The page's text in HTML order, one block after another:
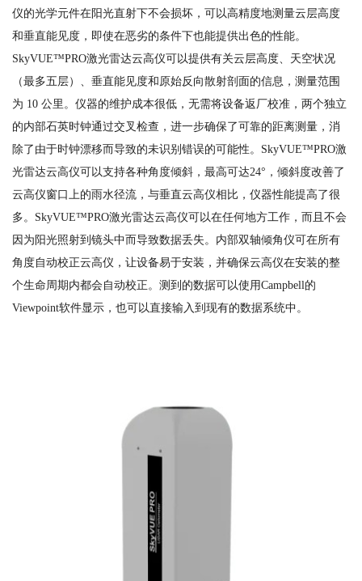
仪的光学元件在阳光直射下不会损坏，可以高精度地测量云层高度
和垂直能见度，即使在恶劣的条件下也能提供出色的性能。
SkyVUE™PRO激光雷达云高仪可以提供有关云层高度、天空状况
（最多五层）、垂直能见度和原始反向散射剖面的信息，测量范围
为 10 公里。仪器的维护成本很低，无需将设备返厂校准，两个独立
的内部石英时钟通过交叉检查，进一步确保了可靠的距离测量，消
除了由于时钟漂移而导致的未识别错误的可能性。SkyVUE™PRO激
光雷达云高仪可以支持各种角度倾斜，最高可达24°，倾斜度改善了
云高仪窗口上的雨水径流，与垂直云高仪相比，仪器性能提高了很
多。SkyVUE™PRO激光雷达云高仪可以在任何地方工作，而且不会
因为阳光照射到镜头中而导致数据丢失。内部双轴倾角仪可在所有
角度自动校正云高仪，让设备易于安装，并确保云高仪在安装的整
个生命周期内都会自动校正。测到的数据可以使用Campbell的
Viewpoint软件显示，也可以直接输入到现有的数据系统中。